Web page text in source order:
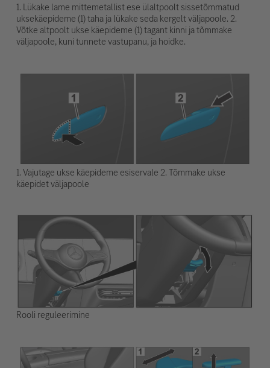
1. Lükake lame mittemetallist ese ülaltpoolt sissetõmmatud
uksekäepideme (1) taha ja lükake seda kergelt väljapoole. 2.
Võtke altpoolt ukse käepideme (1) tagant kinni ja tõmmake
väljapoole, kuni tunnete vastupanu, ja hoidke.
1. Vajutage ukse käepideme esiservale 2. Tõmmake ukse
käepidet väljapoole
Rooli reguleerimine